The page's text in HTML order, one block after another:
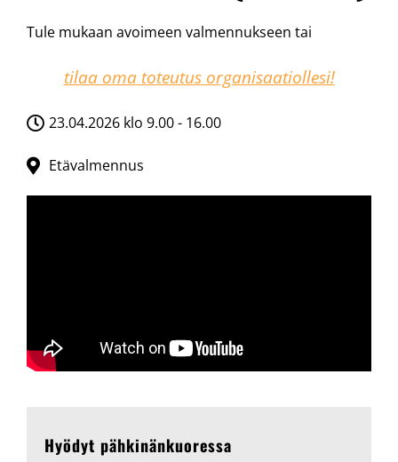
Tule mukaan avoimeen valmennukseen tai
tilaa oma toteutus organisaatiollesi!
23.04.2026 klo 9.00 - 16.00
Etävalmennus
Hyödyt pähkinänkuoressa